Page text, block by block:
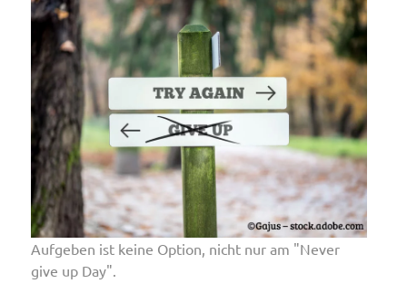
Aufgeben ist keine Option, nicht nur am "Never
give up Day".